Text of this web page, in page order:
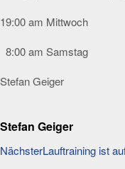
19:00 am Mittwoch
8:00 am Samstag
Stefan Geiger
Stefan Geiger
NächsterLauftraining ist